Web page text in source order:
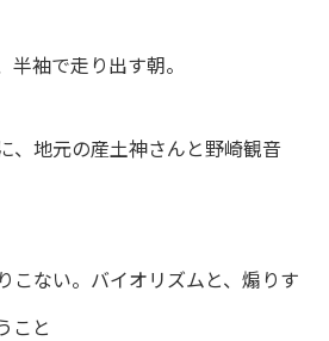
半袖で走り出す朝。
、地元の産土神さんと野崎観音
こない。バイオリズムと、煽りす
こと